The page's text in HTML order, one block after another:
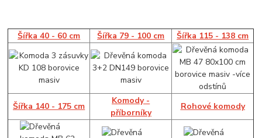
Šířka 40 - 60 cm Šířka 79 - 100 cm Šířka 115 - 138 cm
Šířka 140 - 175 cm
Komody -
příborníky
Rohové komody